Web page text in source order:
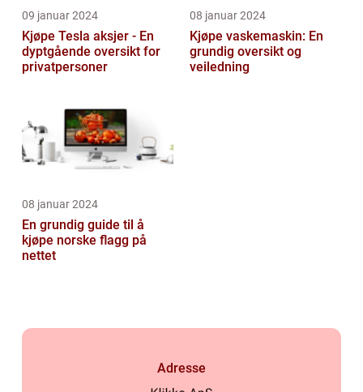
09 januar 2024
Kjøpe Tesla aksjer - En
dyptgående oversikt for
privatpersoner
08 januar 2024
Kjøpe vaskemaskin: En
grundig oversikt og
veiledning
08 januar 2024
En grundig guide til å
kjøpe norske flagg på
nettet
Adresse